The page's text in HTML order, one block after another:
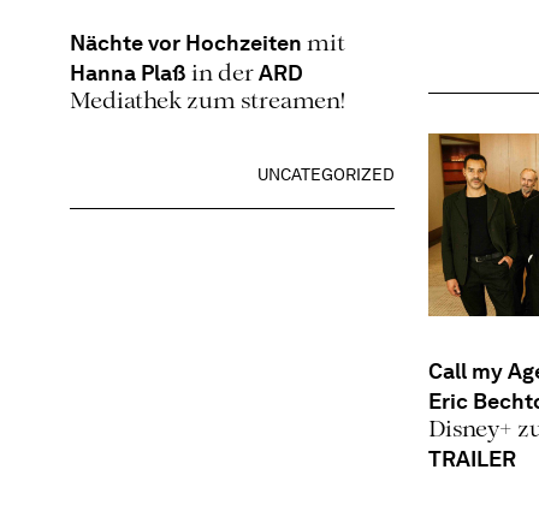
Nächte vor Hochzeiten mit
Hanna Plaß in der ARD
Mediathek zum streamen!
UNCATEGORIZED
Call my
Eric
Disney+
TRAILER